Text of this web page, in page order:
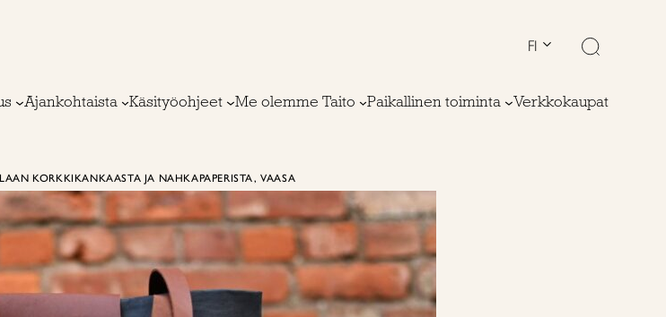
FI
Ajankohtaista Käsityöohjeet Me olemme Taito Paikallinen toiminta Verkkokaupat
KORKKIKANKAASTA JA NAHKAPAPERISTA, VAASA